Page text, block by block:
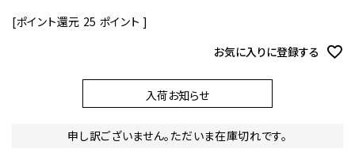
[ポイント還元 25 ポイント ]
お気に入りに登録する
入荷お知らせ
申し訳ございません。ただいま在庫切れです。